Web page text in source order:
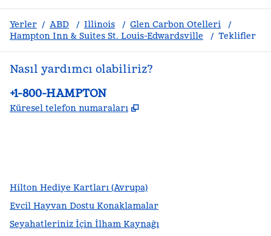
Yerler / ABD / Illinois / Glen Carbon Otelleri
/
Hampton Inn & Suites St. Louis-Edwardsville
/ Teklifler
Nasıl yardımcı olabiliriz?
Telefon:
+1-800-HAMPTON
Küresel telefon numaraları ,
Hilton Hediye Kartları (Avrupa)
Evcil Hayvan Dostu Konaklamalar
Seyahatleriniz İçin İlham Kaynağı